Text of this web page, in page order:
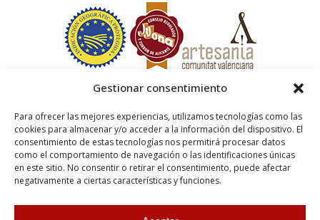
Gestionar consentimiento
Para ofrecer las mejores experiencias, utilizamos tecnologías como las
cookies para almacenar y/o acceder a la información del dispositivo. El
consentimiento de estas tecnologías nos permitirá procesar datos
como el comportamiento de navegación o las identificaciones únicas
en este sitio. No consentir o retirar el consentimiento, puede afectar
negativamente a ciertas características y funciones.